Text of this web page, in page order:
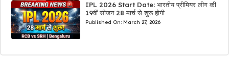
IPL 2026 Start Date: भारतीय प्रीमियर लीग की
19वीं सीजन 28 मार्च से शुरू होगी
Published On: March 27, 2026